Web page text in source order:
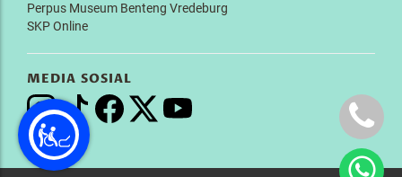
Perpus Museum Benteng Vredeburg
SKP Online
MEDIA SOSIAL